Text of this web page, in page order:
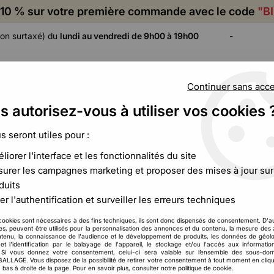
% sur votre première commande avec le code
surtaxé) du lundi au vendredi de 9h00 à 19h00 -
PROTECTION
ADHÉSIF,
l’e-commerce, vous savez à quel point chaque détail est
ne sont pas de simples supports. Elles servent de lien
porte-documentsToutemballage qui sécurisent vos
Continuer sans
autorisez-vous à utiliser vos cookies
seront utiles pour :
l'interface et les fonctionnalités du site
les campagnes marketing et proposer des mises à jour
l'authentification et surveiller les erreurs techniques
sont nécessaires à des fins techniques, ils sont donc dispensés de consentement.
peuvent être utilisés pour la personnalisation des annonces et du contenu, la mesure des
la connaissance de l'audience et le développement de produits, les données de
l'identification par le balayage de l'appareil, le stockage et/ou l'accès aux
vous donnez votre consentement, celui-ci sera valable sur l’ensemble des sous-
Vous disposez de la possibilité de retirer votre consentement à tout moment en
bas à droite de la page. Pour en savoir plus, consulter notre politique de cookie.